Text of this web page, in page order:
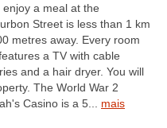
a meal at the
Street is less than 1 km
metres away. Every room
a TV with cable
and a hair dryer. You will
The World War 2
Casino is a 5... mais